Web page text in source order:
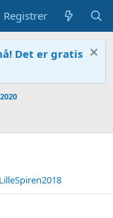
Registrer
Det er gratis
2020
LilleSpiren2018